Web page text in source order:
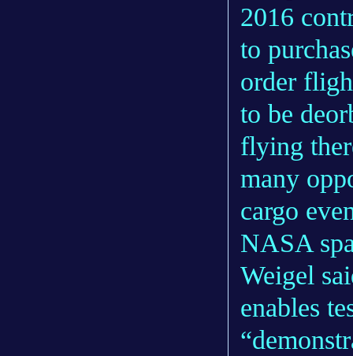
2016
to
order
to be
flying
many
cargo
NASA
Weigel
enables